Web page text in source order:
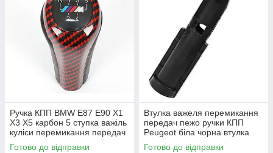
Ручка КПП BMW E87 E90 X1
X3 X5 карбон 5 ступка важіль
куліси перемикання передач
25117550685
Готово до відправки
Втулка важеля перемикання
передач пежо ручки КПП
Peugeot біла чорна втулка
куліси коробки передач
Готово до відправки